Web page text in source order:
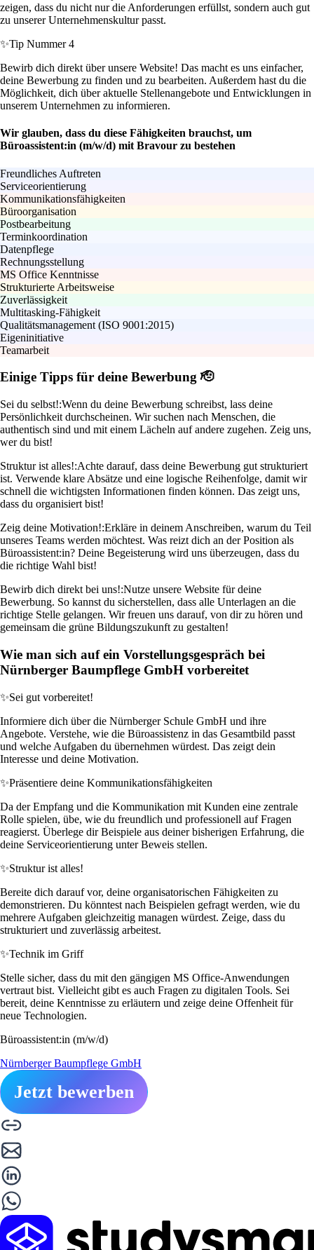
zeigen, dass du nicht nur die Anforderungen erfüllst, sondern auch gut
zu unserer Unternehmenskultur passt.
✨Tip Nummer 4
Bewirb dich direkt über unsere Website! Das macht es uns einfacher,
deine Bewerbung zu finden und zu bearbeiten. Außerdem hast du die
Möglichkeit, dich über aktuelle Stellenangebote und Entwicklungen in
unserem Unternehmen zu informieren.
Wir glauben, dass du diese Fähigkeiten brauchst, um
Büroassistent:in (m/w/d) mit Bravour zu bestehen
Freundliches Auftreten
Serviceorientierung
Kommunikationsfähigkeiten
Büroorganisation
Postbearbeitung
Terminkoordination
Datenpflege
Rechnungsstellung
MS Office Kenntnisse
Strukturierte Arbeitsweise
Zuverlässigkeit
Multitasking-Fähigkeit
Qualitätsmanagement (ISO 9001:2015)
Eigeninitiative
Teamarbeit
Einige Tipps für deine Bewerbung 🫡
Sei du selbst!:Wenn du deine Bewerbung schreibst, lass deine
Persönlichkeit durchscheinen. Wir suchen nach Menschen, die
authentisch sind und mit einem Lächeln auf andere zugehen. Zeig uns,
wer du bist!
Struktur ist alles!:Achte darauf, dass deine Bewerbung gut strukturiert
ist. Verwende klare Absätze und eine logische Reihenfolge, damit wir
schnell die wichtigsten Informationen finden können. Das zeigt uns,
dass du organisiert bist!
Zeig deine Motivation!:Erkläre in deinem Anschreiben, warum du Teil
unseres Teams werden möchtest. Was reizt dich an der Position als
Büroassistent:in? Deine Begeisterung wird uns überzeugen, dass du
die richtige Wahl bist!
Bewirb dich direkt bei uns!:Nutze unsere Website für deine
Bewerbung. So kannst du sicherstellen, dass alle Unterlagen an die
richtige Stelle gelangen. Wir freuen uns darauf, von dir zu hören und
gemeinsam die grüne Bildungszukunft zu gestalten!
Wie man sich auf ein Vorstellungsgespräch bei
Nürnberger Baumpflege GmbH vorbereitet
✨Sei gut vorbereitet!
Informiere dich über die Nürnberger Schule GmbH und ihre
Angebote. Verstehe, wie die Büroassistenz in das Gesamtbild passt
und welche Aufgaben du übernehmen würdest. Das zeigt dein
Interesse und deine Motivation.
✨Präsentiere deine Kommunikationsfähigkeiten
Da der Empfang und die Kommunikation mit Kunden eine zentrale
Rolle spielen, übe, wie du freundlich und professionell auf Fragen
reagierst. Überlege dir Beispiele aus deiner bisherigen Erfahrung, die
deine Serviceorientierung unter Beweis stellen.
✨Struktur ist alles!
Bereite dich darauf vor, deine organisatorischen Fähigkeiten zu
demonstrieren. Du könntest nach Beispielen gefragt werden, wie du
mehrere Aufgaben gleichzeitig managen würdest. Zeige, dass du
strukturiert und zuverlässig arbeitest.
✨Technik im Griff
Stelle sicher, dass du mit den gängigen MS Office-Anwendungen
vertraut bist. Vielleicht gibt es auch Fragen zu digitalen Tools. Sei
bereit, deine Kenntnisse zu erläutern und zeige deine Offenheit für
neue Technologien.
Büroassistent:in (m/w/d)
Nürnberger Baumpflege GmbH
Jetzt bewerben